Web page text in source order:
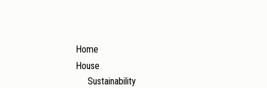
Home
House
Sustainability